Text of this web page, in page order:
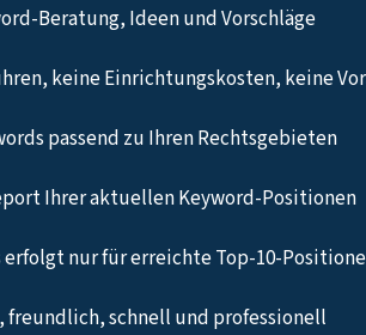
Beratung, Ideen und Vorschläge
keine Einrichtungskosten, keine
passend zu Ihren Rechtsgebieten
Ihrer aktuellen Keyword-Positionen
erfolgt nur für erreichte Top-10-
freundlich, schnell und professionell